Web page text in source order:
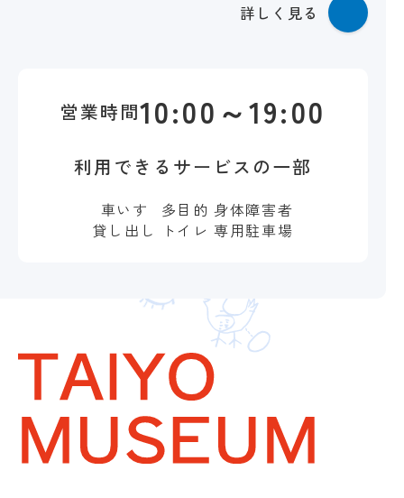
詳しく見る
営業時間10:00～19:00
利用できるサービスの一部
車いす
貸し出し
多目的
トイレ
身体障害者
専用駐車場